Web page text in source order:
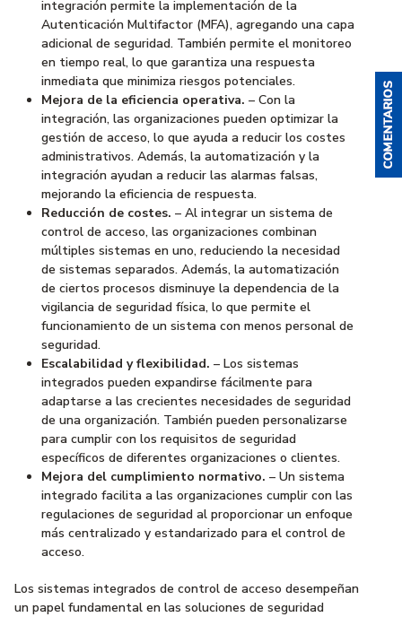
integración permite la implementación de la
Autenticación Multifactor (MFA), agregando una capa
adicional de seguridad. También permite el monitoreo
en tiempo real, lo que garantiza una respuesta
inmediata que minimiza riesgos potenciales.
Mejora de la eficiencia operativa. – Con la
integración, las organizaciones pueden optimizar la
gestión de acceso, lo que ayuda a reducir los costes
administrativos. Además, la automatización y la
integración ayudan a reducir las alarmas falsas,
mejorando la eficiencia de respuesta.
Reducción de costes. – Al integrar un sistema de
control de acceso, las organizaciones combinan
múltiples sistemas en uno, reduciendo la necesidad
de sistemas separados. Además, la automatización
de ciertos procesos disminuye la dependencia de la
vigilancia de seguridad física, lo que permite el
funcionamiento de un sistema con menos personal de
seguridad.
Escalabilidad y flexibilidad. – Los sistemas
integrados pueden expandirse fácilmente para
adaptarse a las crecientes necesidades de seguridad
de una organización. También pueden personalizarse
para cumplir con los requisitos de seguridad
específicos de diferentes organizaciones o clientes.
Mejora del cumplimiento normativo. – Un sistema
integrado facilita a las organizaciones cumplir con las
regulaciones de seguridad al proporcionar un enfoque
más centralizado y estandarizado para el control de
acceso.
Los sistemas integrados de control de acceso desempeñan
un papel fundamental en las soluciones de seguridad